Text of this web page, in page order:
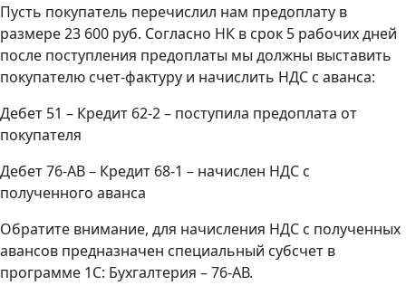
Пусть покупатель перечислил нам предоплату в
размере 23 600 руб. Согласно НК в срок 5 рабочих дней
после поступления предоплаты мы должны выставить
покупателю счет-фактуру и начислить НДС с аванса:
Дебет 51 – Кредит 62-2 – поступила предоплата от
покупателя
Дебет 76-АВ – Кредит 68-1 – начислен НДС с
полученного аванса
Обратите внимание, для начисления НДС с полученных
авансов предназначен специальный субсчет в
программе 1С: Бухгалтерия – 76-АВ.